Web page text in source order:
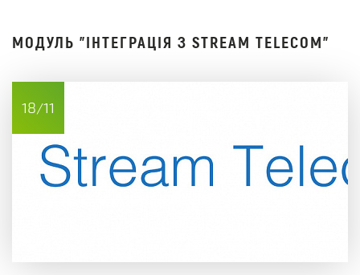
МОДУЛЬ "ІНТЕГРАЦІЯ З STREAM TELECOM"
18/11